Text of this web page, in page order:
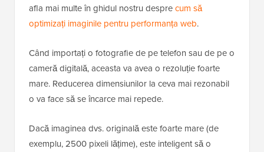
afla mai multe în ghidul nostru desprecum să
optimizați imaginile pentru performanța web.
Când importați o fotografie de pe telefon sau de pe o
cameră digitală, aceasta va avea o rezoluție foarte
mare. Reducerea dimensiunilor la ceva mai rezonabil
o va face să se încarce mai repede.
Dacă imaginea dvs. originală este foarte mare (de
exemplu, 2500 pixeli lățime), este inteligent să o